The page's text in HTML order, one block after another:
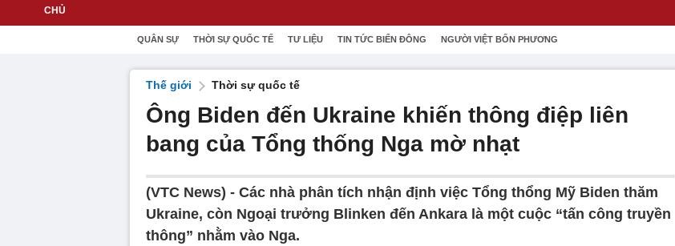
QUÂN SỰ THỜI SỰ QUỐC TẾ TƯ LIỆU TIN TỨC BIỂN ĐÔNG NGƯỜI VIỆT BỐN PHƯƠNG
Thế giới Thời sự quốc tế
Ông Biden đến Ukraine khiến thông điệp liên
bang của Tổng thống Nga mờ nhạt
(VTC News) - Các nhà phân tích nhận định việc Tổng thổng Mỹ Biden thăm
Ukraine, còn Ngoại trưởng Blinken đến Ankara là một cuộc “tấn công truyền
thông” nhằm vào Nga.